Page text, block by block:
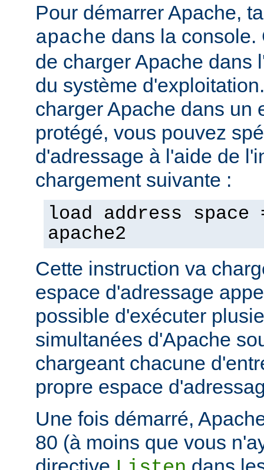
Pour démarrer Apache,
apache dans la console.
de charger Apache dans
du système
charger Apache dans un
protégé, vous pouvez
d'adressage à l'aide de
chargement suivante :
load address space
apache2
Cette instruction va
espace d'adressage
possible d'exécuter
simultanées d'Apache
chargeant chacune
propre espace
Une fois démarré,
80 (à moins que vous